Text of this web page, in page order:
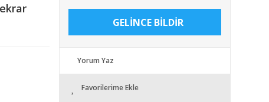
GELİNCE BİLDİR
Yorum Yaz
Favorilerime Ekle